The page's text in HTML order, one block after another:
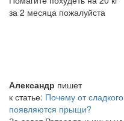
за 2 месяца пожалуйста
Александр пишет
к статье: Почему от сладкого
появляются прыщи?